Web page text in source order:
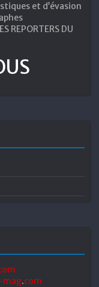
et d’évasion
REPORTERS DU
mag.com